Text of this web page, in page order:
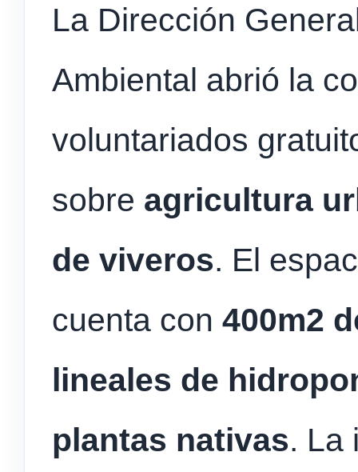
La Dirección
Ambiental abrió la
voluntariados
sobre agricultura
de viveros. El
cuenta con 400m2
lineales de
plantas nativas. La